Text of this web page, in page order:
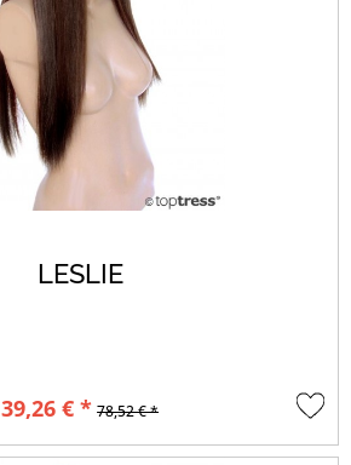
LESLIE
39,26 € * 78,52 € *